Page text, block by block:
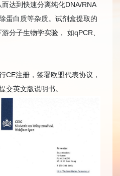
达到快速分离纯化DNA/RNA
蛋白质等杂质。试剂盒提取的
分子生物学实验， 如qPCR、
CE注册，签署欧盟代表协议，
交英文版说明书。